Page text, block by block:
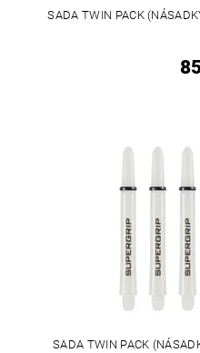
SADA TWIN PACK
SADA TWIN PACK